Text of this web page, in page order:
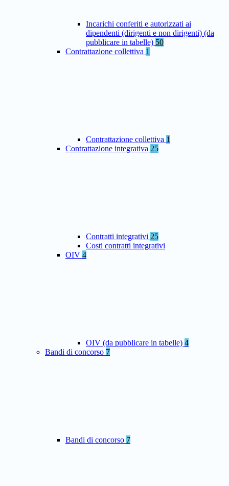
Incarichi conferiti e autorizzati ai
dipendenti (dirigenti e non dirigenti) (da
pubblicare in tabelle) 50
Contrattazione collettiva 1
Contrattazione collettiva 1
Contrattazione integrativa 25
Contratti integrativi 25
Costi contratti integrativi
OIV 4
OIV (da pubblicare in tabelle) 4
Bandi di concorso 7
Bandi di concorso 7